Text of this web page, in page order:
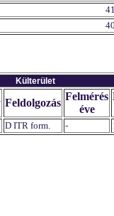
Külterület
Feldolgozás
Felmérés
éve
D ITR form. -